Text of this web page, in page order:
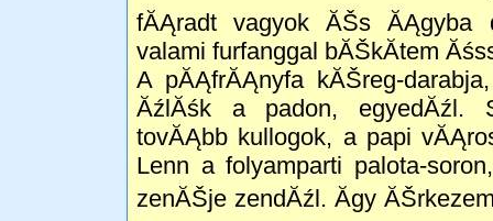
fĂĄradt vagyok ĂŠs ĂĄgyba
valami furfanggal bĂŠkĂ­tem
A pĂĄfrĂĄnyfa kĂŠreg-
ĂźlĂśk a padon, egyedĂźl.
tovĂĄbb kullogok, a papi
Lenn a folyamparti palota-
zenĂŠje zendĂźl. Ăgy